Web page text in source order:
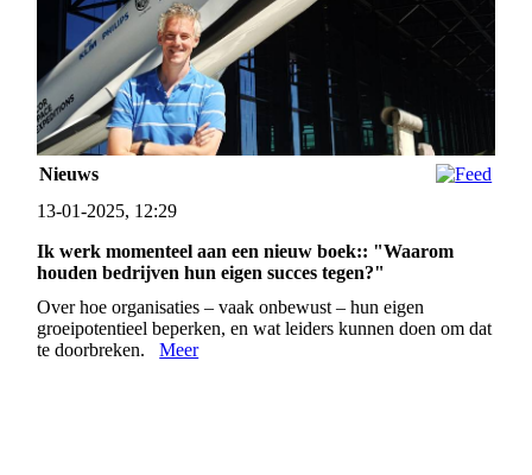
Nieuws
13-01-2025, 12:29
Ik werk momenteel aan een nieuw boek:: "Waarom
houden bedrijven hun eigen succes tegen?"
Over hoe organisaties – vaak onbewust – hun eigen
groeipotentieel beperken, en wat leiders kunnen doen om dat
te doorbreken.Meer